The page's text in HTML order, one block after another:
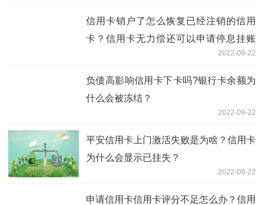
信用卡销户了怎么恢复已经注销的信用
卡？信用卡无力偿还可以申请停息挂账
2022-09-22
负债高影响信用卡下卡吗?银行卡余额为
什么会被冻结？
2022-09-22
平安信用卡上门激活失败是为啥？信用卡
为什么会显示已挂失？
2022-09-22
申请信用卡信用卡评分不足怎么办？信用